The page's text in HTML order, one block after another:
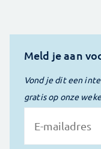
Meld je aan
Vond je dit een
gratis op onze